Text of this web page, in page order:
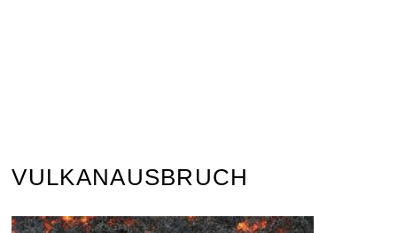
VULKANAUSBRUCH